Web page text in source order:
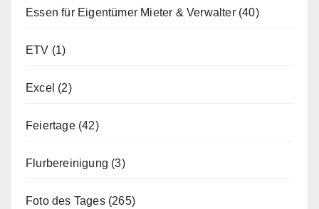
Essen für Eigentümer Mieter & Verwalter(40)
ETV (1)
Excel (2)
Feiertage(42)
Flurbereinigung (3)
Foto des Tages(265)